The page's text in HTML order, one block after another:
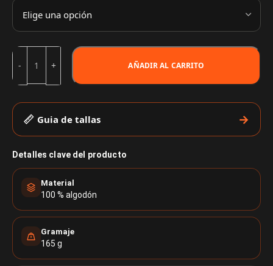
AÑADIR AL CARRITO
Guia de tallas
Detalles clave del producto
Material
100 % algodón
Gramaje
165 g